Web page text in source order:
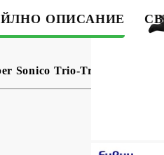
ОПИСАНИЕ
Sonico Trio-Try-iT